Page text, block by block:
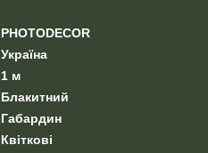
PHOTODECOR
Україна
1 м
Блакитний
Габардин
Квіткові